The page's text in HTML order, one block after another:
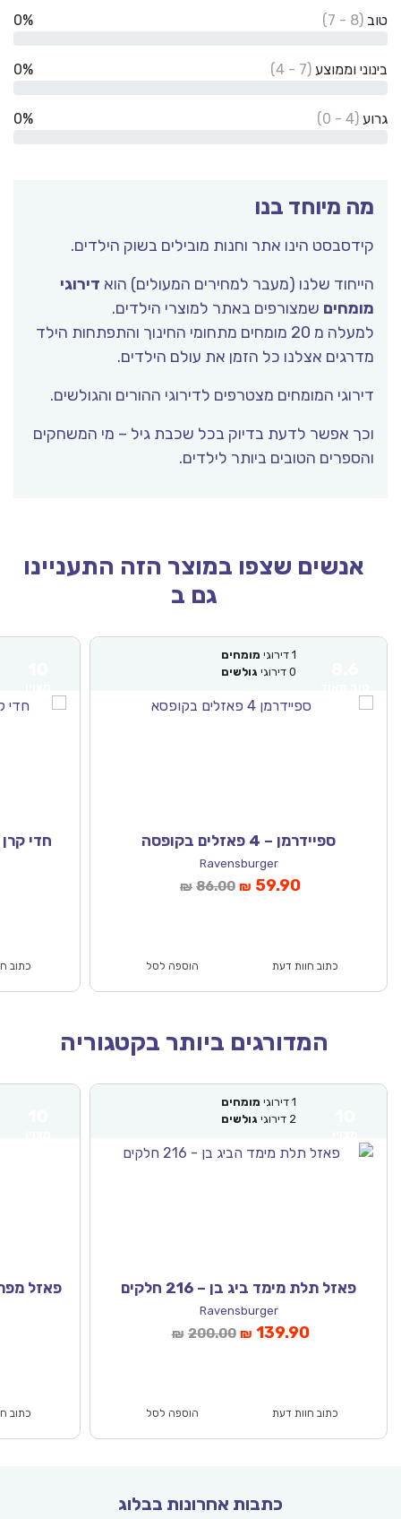
טוב (8 - 7)
0%
בינוני וממוצע (7 - 4)
0%
גרוע (4 - 0)
0%
מה מיוחד בנו
קידסבסט הינו אתר וחנות מובילים בשוק הילדים.
הייחוד שלנו (מעבר למחירים המעולים) הוא דירוגי
מומחים שמצורפים באתר למוצרי הילדים.
למעלה מ 20 מומחים מתחומי החינוך והתפתחות הילד
מדרגים אצלנו כל הזמן את עולם הילדים.
דירוגי המומחים מצטרפים לדירוגי ההורים והגולשים.
וכך אפשר לדעת בדיוק בכל שכבת גיל – מי המשחקים
והספרים הטובים ביותר לילדים.
אנשים שצפו במוצר הזה התעניינו
גם ב
1 דירוגי מומחים
0 דירוגי גולשים
ספיידרמן – 4 פאזלים בקופסה
Ravensburger
₪ 86.00המחיר
₪ 59.90המחיר
כתוב חוות דעת הוספה לסל
חדי קרן
כתוב
המדורגים ביותר בקטגוריה
1 דירוגי מומחים
2 דירוגי גולשים
פאזל תלת מימד ביג בן – 216 חלקים
Ravensburger
₪ 200.00המחיר
₪ 139.90המחיר
כתוב חוות דעת הוספה לסל
פאזל מפת
כתוב
כתבות אחרונות בבלוג